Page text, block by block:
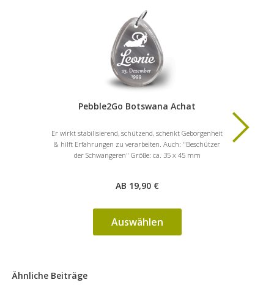
Pebble2Go Botswana Achat
Er wirkt stabilisierend, schützend, schenkt Geborgenheit
& hilft Erfahrungen zu verarbeiten. Auch: "Beschützer
der Schwangeren" Größe: ca. 35 x 45 mm
AB 19,90 €
Auswählen
Dieser
Ähnliche Beiträge